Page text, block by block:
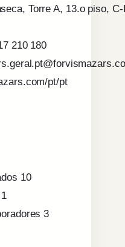
Torre A, 13.o piso,
210 180
pt/pt
10
3